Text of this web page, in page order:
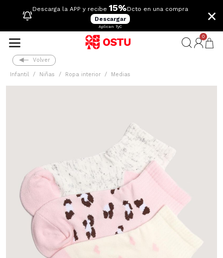
Descarga la APP y recibe 15%Dcto en una compra
Descargar
Aplican TyC
×
0
Volver
Infantil Niñas Ropa interior Medias